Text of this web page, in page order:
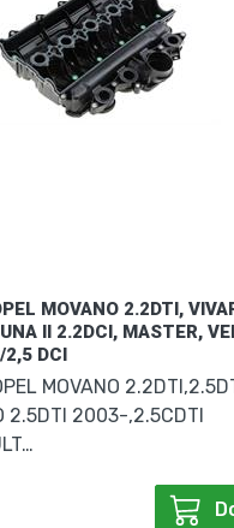
MOVANO 2.2DTI,
II 2.2DCI, MASTER,
2,5 DCI
MOVANO
2.5DTI 2003-,2.5CDTI